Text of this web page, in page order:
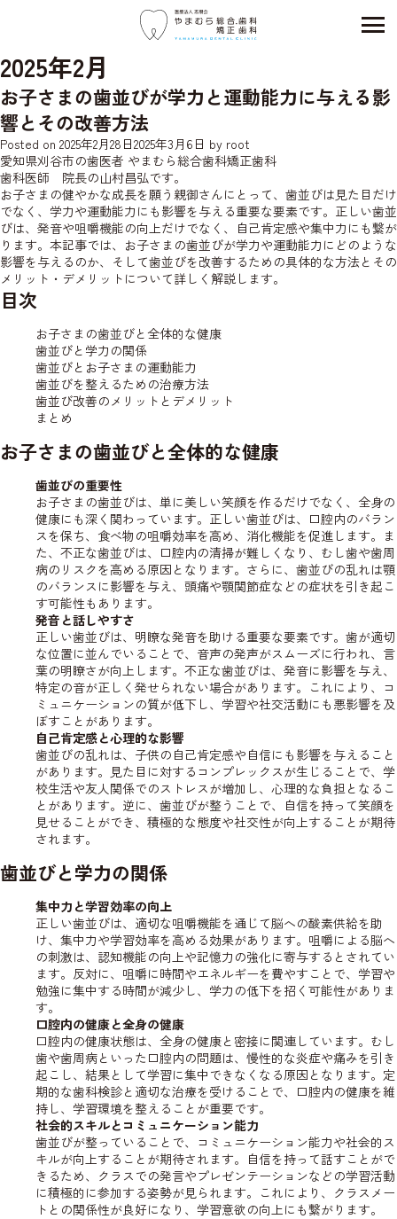
2025年2月
お子さまの歯並びが学力と運動能力に与える影
響とその改善方法
Posted on 2025年2月28日2025年3月6日 by root
愛知県刈谷市の歯医者 やまむら総合歯科矯正歯科
歯科医師 院長の山村昌弘です。
お子さまの健やかな成長を願う親御さんにとって、歯並びは見た目だけ
でなく、学力や運動能力にも影響を与える重要な要素です。正しい歯並
びは、発音や咀嚼機能の向上だけでなく、自己肯定感や集中力にも繋が
ります。本記事では、お子さまの歯並びが学力や運動能力にどのような
影響を与えるのか、そして歯並びを改善するための具体的な方法とその
メリット・デメリットについて詳しく解説します。
目次
お子さまの歯並びと全体的な健康
歯並びと学力の関係
歯並びとお子さまの運動能力
歯並びを整えるための治療方法
歯並び改善のメリットとデメリット
まとめ
お子さまの歯並びと全体的な健康
歯並びの重要性
お子さまの歯並びは、単に美しい笑顔を作るだけでなく、全身の
健康にも深く関わっています。正しい歯並びは、口腔内のバラン
スを保ち、食べ物の咀嚼効率を高め、消化機能を促進します。ま
た、不正な歯並びは、口腔内の清掃が難しくなり、むし歯や歯周
病のリスクを高める原因となります。さらに、歯並びの乱れは顎
のバランスに影響を与え、頭痛や顎関節症などの症状を引き起こ
す可能性もあります。
発音と話しやすさ
正しい歯並びは、明瞭な発音を助ける重要な要素です。歯が適切
な位置に並んでいることで、音声の発声がスムーズに行われ、言
葉の明瞭さが向上します。不正な歯並びは、発音に影響を与え、
特定の音が正しく発せられない場合があります。これにより、コ
ミュニケーションの質が低下し、学習や社交活動にも悪影響を及
ぼすことがあります。
自己肯定感と心理的な影響
歯並びの乱れは、子供の自己肯定感や自信にも影響を与えること
があります。見た目に対するコンプレックスが生じることで、学
校生活や友人関係でのストレスが増加し、心理的な負担となるこ
とがあります。逆に、歯並びが整うことで、自信を持って笑顔を
見せることができ、積極的な態度や社交性が向上することが期待
されます。
歯並びと学力の関係
集中力と学習効率の向上
正しい歯並びは、適切な咀嚼機能を通じて脳への酸素供給を助
け、集中力や学習効率を高める効果があります。咀嚼による脳へ
の刺激は、認知機能の向上や記憶力の強化に寄与するとされてい
ます。反対に、咀嚼に時間やエネルギーを費やすことで、学習や
勉強に集中する時間が減少し、学力の低下を招く可能性がありま
す。
口腔内の健康と全身の健康
口腔内の健康状態は、全身の健康と密接に関連しています。むし
歯や歯周病といった口腔内の問題は、慢性的な炎症や痛みを引き
起こし、結果として学習に集中できなくなる原因となります。定
期的な歯科検診と適切な治療を受けることで、口腔内の健康を維
持し、学習環境を整えることが重要です。
社会的スキルとコミュニケーション能力
歯並びが整っていることで、コミュニケーション能力や社会的ス
キルが向上することが期待されます。自信を持って話すことがで
きるため、クラスでの発言やプレゼンテーションなどの学習活動
に積極的に参加する姿勢が見られます。これにより、クラスメー
トとの関係性が良好になり、学習意欲の向上にも繋がります。